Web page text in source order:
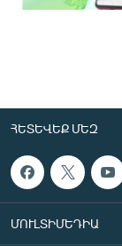
ՀԵՏԵՎԵՔ ՄԵԶ
ՄՈՒԼՏԻՄԵԴԻԱ